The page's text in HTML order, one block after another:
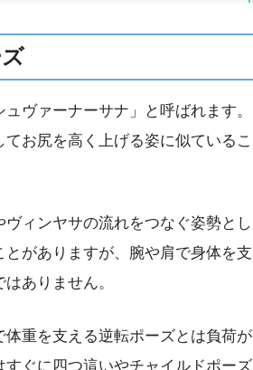
ヴァーナーサナ」と呼ばれます。
お尻を高く上げる姿に似ているこ
ィンヤサの流れをつなぐ姿勢とし
がありますが、腕や肩で身体を支
ありません。
重を支える逆転ポーズとは負荷が
ぐに四つ這いやチャイルドポーズ